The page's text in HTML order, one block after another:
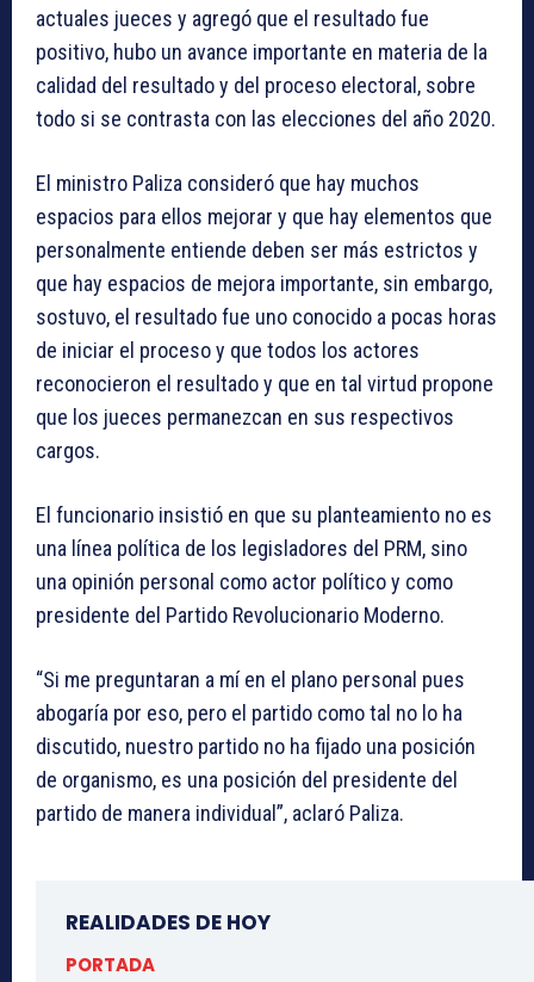
actuales jueces y agregó que el resultado fue
positivo, hubo un avance importante en materia de la
calidad del resultado y del proceso electoral, sobre
todo si se contrasta con las elecciones del año 2020.
El ministro Paliza consideró que hay muchos
espacios para ellos mejorar y que hay elementos que
personalmente entiende deben ser más estrictos y
que hay espacios de mejora importante, sin embargo,
sostuvo, el resultado fue uno conocido a pocas horas
de iniciar el proceso y que todos los actores
reconocieron el resultado y que en tal virtud propone
que los jueces permanezcan en sus respectivos
cargos.
El funcionario insistió en que su planteamiento no es
una línea política de los legisladores del PRM, sino
una opinión personal como actor político y como
presidente del Partido Revolucionario Moderno.
“Si me preguntaran a mí en el plano personal pues
abogaría por eso, pero el partido como tal no lo ha
discutido, nuestro partido no ha fijado una posición
de organismo, es una posición del presidente del
partido de manera individual”, aclaró Paliza.
REALIDADES DE HOY
PORTADA